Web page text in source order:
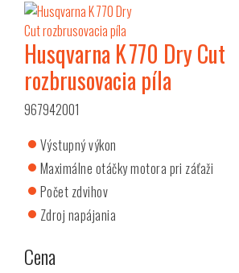
Husqvarna K 770 Dry Cut
rozbrusovacia píla
967942001
Výstupný výkon
Maximálne otáčky motora pri záťaži
Počet zdvihov
Zdroj napájania
Cena